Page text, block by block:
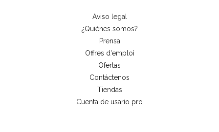
Aviso legal
¿Quiénes somos?
Prensa
Offres d'emploi
Ofertas
Contáctenos
Tiendas
Cuenta de usario pro